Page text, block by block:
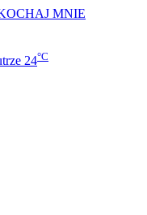
MNIE
24°C